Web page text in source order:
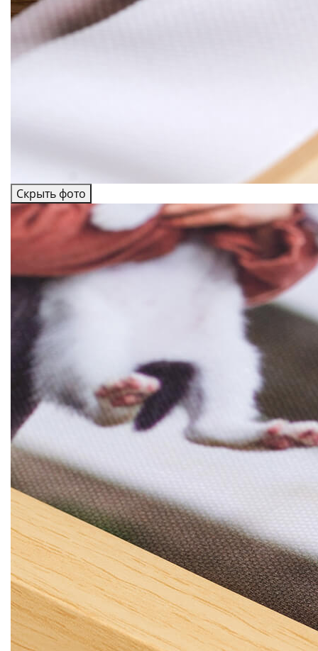
Скрыть фото